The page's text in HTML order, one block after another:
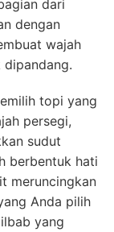
dari
dengan
wajah
topi yang
persegi,
sudut
berbentuk hati
meruncingkan
Anda pilih
yang